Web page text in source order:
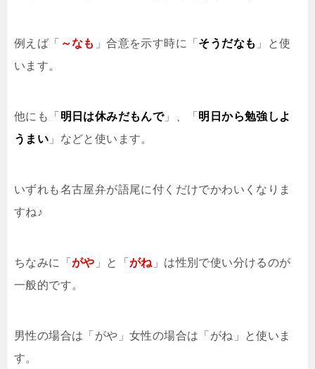
例えば「 ～なも 」合意を示す時に「 そうだなも 」と使
います。
他にも「 明日は休みだもんで」、「 明日から勉強しよ
うまい 」などと使います。
いずれも名古屋弁が語尾に付くだけでかわいくなりま
すね♪
ちなみに「 がや 」と「がね」は性別で使い分けるのが
一般的です。
男性の場合は「がや」女性の場合は「がね」と使いま
す。